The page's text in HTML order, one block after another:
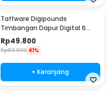
Taffware Digipounds
Timbangan Dapur Digital 6
Satuan 1kg 0.1g - i2000
Rp49.800
Rp83.900 41%
+ Keranjang